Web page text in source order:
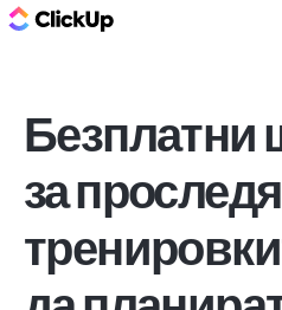
Безплатни
за